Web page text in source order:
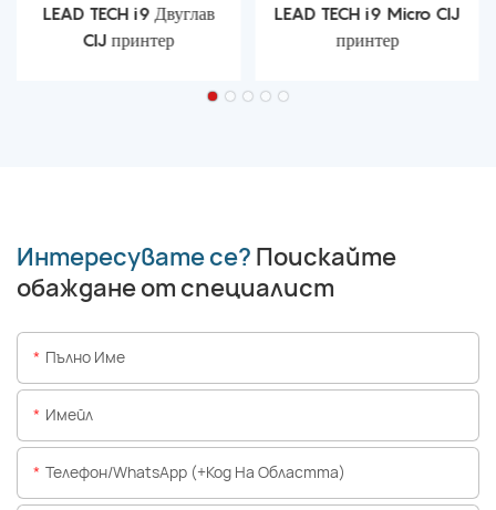
LEAD TECH i9 Двуглав
CIJ принтер
LEAD TECH i9 Micro CIJ
принтер
Интересувате се? Поискайте
обаждане от специалист
Пълно Име
Имейл
Телефон/WhatsApp (+Код На Областта)